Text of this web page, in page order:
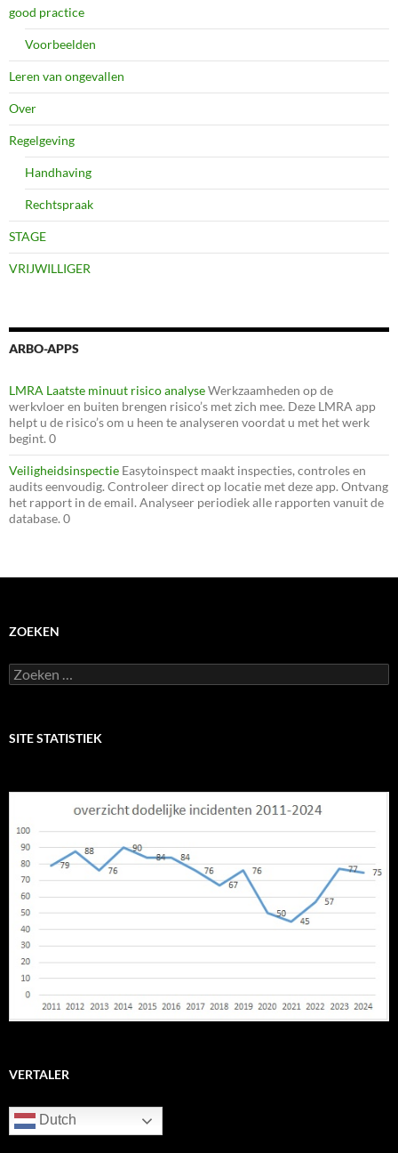
good practice
Voorbeelden
Leren van ongevallen
Over
Regelgeving
Handhaving
Rechtspraak
STAGE
VRIJWILLIGER
ARBO-APPS
LMRA Laatste minuut risico analyseWerkzaamheden op de
werkvloer en buiten brengen risico’s met zich mee. Deze LMRA app
helpt u de risico’s om u heen te analyseren voordat u met het werk
begint. 0
Veiligheidsinspectie Easytoinspect maakt inspecties, controles en
audits eenvoudig. Controleer direct op locatie met deze app. Ontvang
het rapport in de email. Analyseer periodiek alle rapporten vanuit de
database. 0
ZOEKEN
Zoeken
naar:
SITE STATISTIEK
VERTALER
Dutch